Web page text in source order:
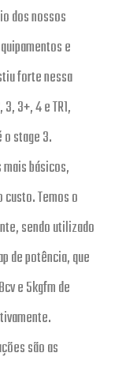
dos nossos
e
forte nessa
3+, 4 e TR1,
stage 3.
básicos,
Temos o
sendo utilizado
de potência, que
e 5kgfm de
são as